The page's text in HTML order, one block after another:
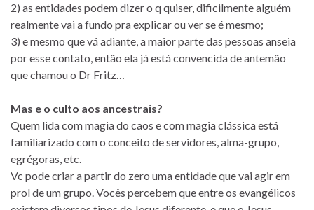
2) as entidades podem dizer o q quiser, dificilmente alguém
realmente vai a fundo pra explicar ou ver se é mesmo;
3) e mesmo que vá adiante, a maior parte das pessoas anseia
por esse contato, então ela já está convencida de antemão
que chamou o Dr Fritz…
Mas e o culto aos ancestrais?
Quem lida com magia do caos e com magia clássica está
familiarizado com o conceito de servidores, alma-grupo,
egrégoras, etc.
Vc pode criar a partir do zero uma entidade que vai agir em
prol de um grupo. Vocês percebem que entre os evangélicos